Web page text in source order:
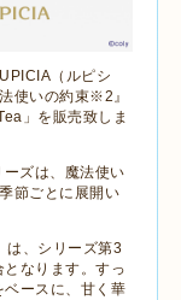
（ルピシ
使いの約束※2』
」を販売致しま
ーズは、魔法使い
節ごとに展開い
は、シリーズ第3
なります。すっ
ベースに、甘く華